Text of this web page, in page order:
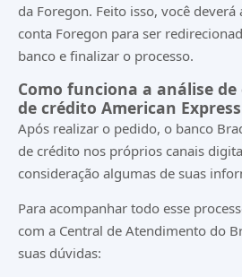
da Foregon. Feito isso, você deverá
conta Foregon para ser
banco e finalizar o processo.
Como funciona a análise
de crédito American
Após realizar o pedido, o banco
de crédito nos próprios canais
consideração algumas de suas
Para acompanhar todo esse
com a Central de Atendimento do
suas dúvidas: